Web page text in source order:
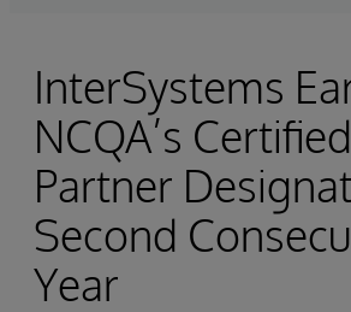
InterSystems
NCQA’s
Partner
Second
Year